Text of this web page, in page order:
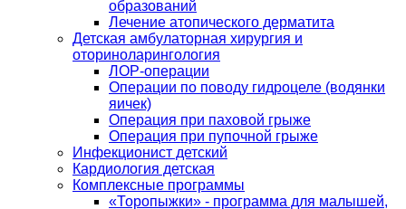
образований
Лечение атопического дерматита
Детская амбулаторная хирургия и
оториноларингология
ЛОР-операции
Операции по поводу гидроцеле (водянки
яичек)
Операция при паховой грыже
Операция при пупочной грыже
Инфекционист детский
Кардиология детская
Комплексные программы
«Торопыжки» - программа для малышей,